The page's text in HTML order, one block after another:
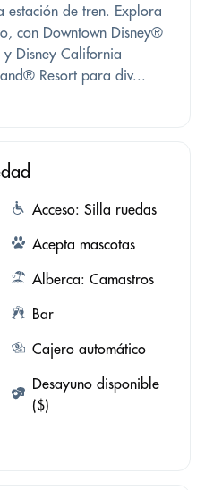
estación de tren. Explora
con Downtown Disney®
Disney California
Resort para div...
Acceso: Silla ruedas
Acepta mascotas
Alberca: Camastros
Bar
Cajero automático
Desayuno disponible
($)